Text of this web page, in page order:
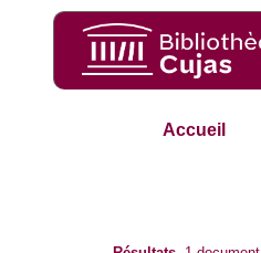
Accueil